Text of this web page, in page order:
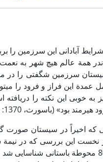
آبادانی این سرزمین
سرزمین شگفتی را در
عمدة این فراز و فرود را
به خوبی این نکته را
بود» (باسورث، 1370: 70).
که اخیراً در سیستان صورت